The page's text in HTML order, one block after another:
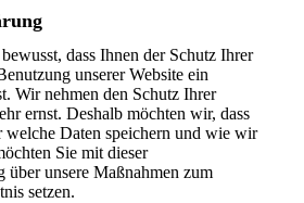
dass Ihnen der Schutz Ihrer
unserer Website ein
Wir nehmen den Schutz Ihrer
ernst. Deshalb möchten wir, dass
welche Daten speichern und wie wir
Sie mit dieser
über unsere Maßnahmen zum
setzen.